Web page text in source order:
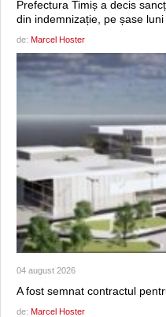
Prefectura Timiș a decis
din indemnizație, pe șase luni
de: Marcel Hoster
04 august 2026
A fost semnat contractul
de: Marcel Hoster